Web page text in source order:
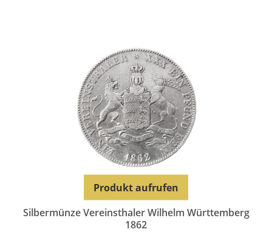
Silbermünze Vereinsthaler Wilhelm Württemberg
1862
Produkt aufrufen